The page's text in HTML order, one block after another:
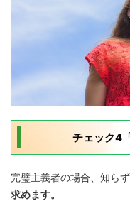
チェック4
完璧主義者の場合、知ら
求めます。